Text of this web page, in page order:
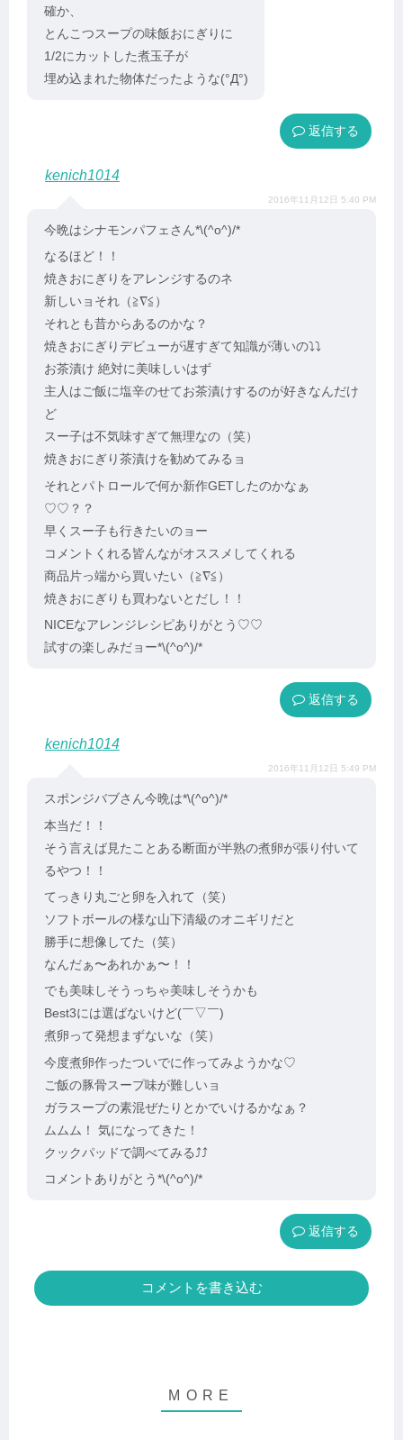
確か、
とんこつスープの味飯おにぎりに
1/2にカットした煮玉子が
埋め込まれた物体だったような(°Д°)
返信
kenich1014
2016年11月12日 5:40 PM
今晩はシナモンパフェさん*\(^o^)/*
なるほど！！
焼きおにぎりをアレンジするのネ
新しいョそれ（≧∇≦）
それとも昔からあるのかな？
焼きおにぎりデビューが遅すぎて知識が薄いの⤵︎⤵︎
お茶漬け 絶対に美味しいはず
主人はご飯に塩辛のせてお茶漬けするのが好きなんだけ
ど
スー子は不気味すぎて無理なの（笑）
焼きおにぎり茶漬けを勧めてみるョ
それとパトロールで何か新作GETしたのかなぁ
♡♡？？
早くスー子も行きたいのョー
コメントくれる皆んながオススメしてくれる
商品片っ端から買いたい（≧∇≦）
焼きおにぎりも買わないとだし！！
NICEなアレンジレシピありがとう♡♡
試すの楽しみだョー*\(^o^)/*
返信
kenich1014
2016年11月12日 5:49 PM
スポンジバブさん今晩は*\(^o^)/*
本当だ！！
そう言えば見たことある断面が半熟の煮卵が張り付いて
るやつ！！
てっきり丸ごと卵を入れて（笑）
ソフトボールの様な山下清級のオニギリだと
勝手に想像してた（笑）
なんだぁ〜あれかぁ〜！！
でも美味しそうっちゃ美味しそうかも
Best3には選ばないけど(￣▽￣)
煮卵って発想まずないな（笑）
今度煮卵作ったついでに作ってみようかな♡
ご飯の豚骨スープ味が難しいョ
ガラスープの素混ぜたりとかでいけるかなぁ？
ムムム！ 気になってきた！
クックパッドで調べてみる⤴︎⤴︎
コメントありがとう*\(^o^)/*
返信
コメントを書き込む